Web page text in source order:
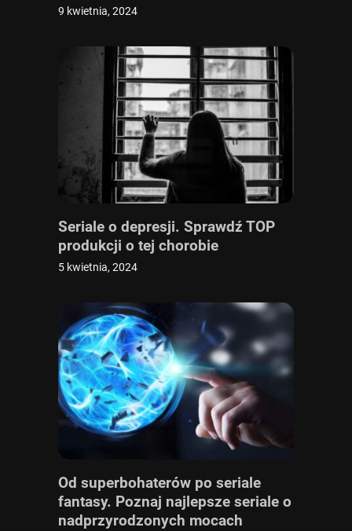
9 kwietnia, 2024
Seriale o depresji. Sprawdź TOP
produkcji o tej chorobie
5 kwietnia, 2024
Od superbohaterów po seriale
fantasy. Poznaj najlepsze seriale o
nadprzyrodzonych mocach